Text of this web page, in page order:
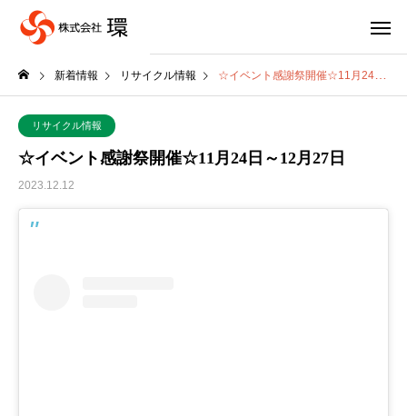
新着情報 リサイクル情報 ☆イベント感謝祭開催☆11月24日～12月27日
リサイクル情報
☆イベント感謝祭開催☆11月24日～12月27日
2023.12.12